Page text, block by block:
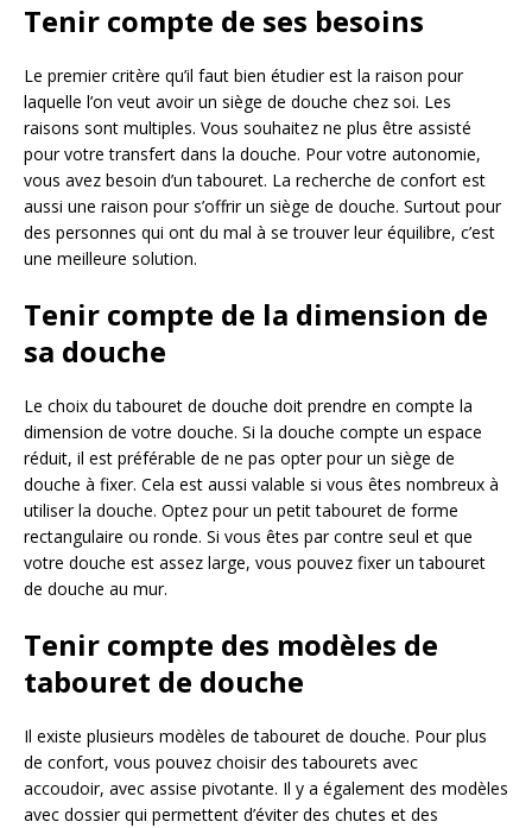
Tenir compte de ses besoins
Le premier critère qu’il faut bien étudier est la raison pour
laquelle l’on veut avoir un siège de douche chez soi. Les
raisons sont multiples. Vous souhaitez ne plus être assisté
pour votre transfert dans la douche. Pour votre autonomie,
vous avez besoin d’un tabouret. La recherche de confort est
aussi une raison pour s’offrir un siège de douche. Surtout pour
des personnes qui ont du mal à se trouver leur équilibre, c’est
une meilleure solution.
Tenir compte de la dimension de
sa douche
Le choix du tabouret de douche doit prendre en compte la
dimension de votre douche. Si la douche compte un espace
réduit, il est préférable de ne pas opter pour un siège de
douche à fixer. Cela est aussi valable si vous êtes nombreux à
utiliser la douche. Optez pour un petit tabouret de forme
rectangulaire ou ronde. Si vous êtes par contre seul et que
votre douche est assez large, vous pouvez fixer un tabouret
de douche au mur.
Tenir compte des modèles de
tabouret de douche
Il existe plusieurs modèles de tabouret de douche. Pour plus
de confort, vous pouvez choisir des tabourets avec
accoudoir, avec assise pivotante. Il y a également des modèles
avec dossier qui permettent d’éviter des chutes et des